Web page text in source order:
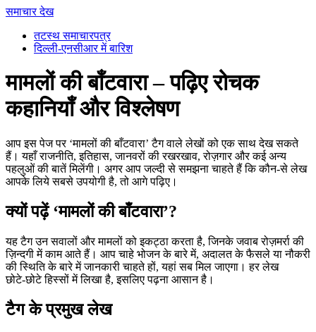
समाचार देख
तटस्थ समाचारपत्र
दिल्ली-एनसीआर में बारिश
मामलों की बाँटवारा – पढ़िए रोचक
कहानियाँ और विश्लेषण
आप इस पेज पर ‘मामलों की बाँटवारा’ टैग वाले लेखों को एक साथ देख सकते
हैं। यहाँ राजनीति, इतिहास, जानवरों की रखरखाव, रोज़गार और कई अन्य
पहलुओं की बातें मिलेंगी। अगर आप जल्दी से समझना चाहते हैं कि कौन‑से लेख
आपके लिये सबसे उपयोगी है, तो आगे पढ़िए।
क्यों पढ़ें ‘मामलों की बाँटवारा’?
यह टैग उन सवालों और मामलों को इकट्ठा करता है, जिनके जवाब रोज़मर्रा की
ज़िन्दगी में काम आते हैं। आप चाहे भोजन के बारे में, अदालत के फैसले या नौकरी
की स्थिति के बारे में जानकारी चाहते हों, यहां सब मिल जाएगा। हर लेख
छोटे‑छोटे हिस्सों में लिखा है, इसलिए पढ़ना आसान है।
टैग के प्रमुख लेख